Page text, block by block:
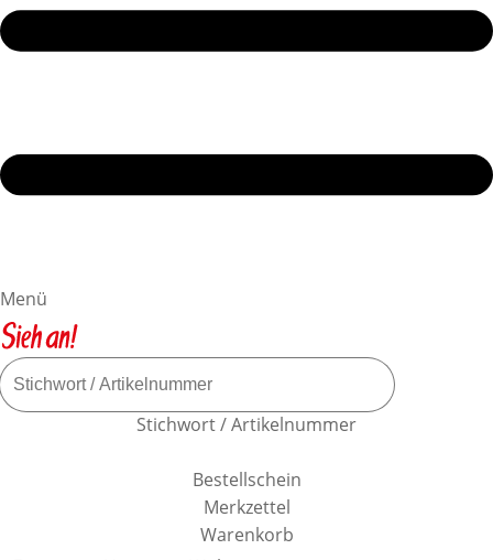
Menü
Stichwort / Artikelnummer
Bestellschein
Merkzettel
Warenkorb